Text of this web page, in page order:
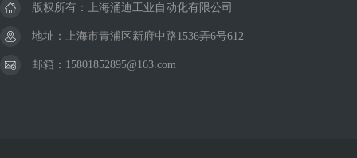
版权所有：上海涌迪工业自动化有限公司
地址：上海市青浦区新府中路1536弄6号612
邮箱：15801852895@163.com